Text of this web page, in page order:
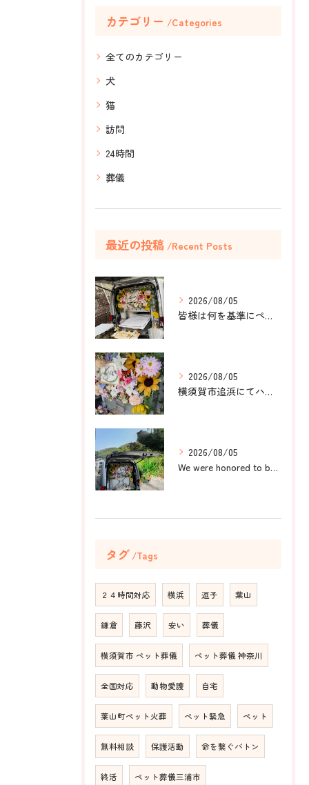
カテゴリー Categories
全てのカテゴリー
犬
猫
訪問
24時間
葬儀
最近の投稿 Recent Posts
2026/08/05
皆様は何を基準にペット葬儀社を選びますか？
2026/08/05
横須賀市追浜にてハムスターのみかんちゃんのペット火葬のお手伝...
2026/08/05
We were honored to be by your ...
タグ Tags
２４時間対応 横浜 逗子 葉山
鎌倉 藤沢 安い 葬儀
横須賀市 ペット葬儀 ペット葬儀 神奈川
全国対応 動物愛護 自宅
葉山町ペット火葬 ペット緊急 ペット
無料相談 保護活動 命を繋ぐバトン
終活 ペット葬儀三浦市